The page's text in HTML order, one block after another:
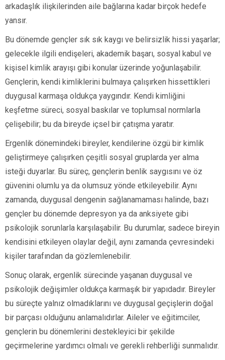
arkadaşlık ilişkilerinden aile bağlarına kadar birçok hedefe
yansır.
Bu dönemde gençler sık sık kaygı ve belirsizlik hissi yaşarlar;
gelecekle ilgili endişeleri, akademik başarı, sosyal kabul ve
kişisel kimlik arayışı gibi konular üzerinde yoğunlaşabilir.
Gençlerin, kendi kimliklerini bulmaya çalışırken hissettikleri
duygusal karmaşa oldukça yaygındır. Kendi kimliğini
keşfetme süreci, sosyal baskılar ve toplumsal normlarla
çelişebilir; bu da bireyde içsel bir çatışma yaratır.
Ergenlik dönemindeki bireyler, kendilerine özgü bir kimlik
geliştirmeye çalışırken çeşitli sosyal gruplarda yer alma
isteği duyarlar. Bu süreç, gençlerin benlik saygısını ve öz
güvenini olumlu ya da olumsuz yönde etkileyebilir. Aynı
zamanda, duygusal dengenin sağlanamaması halinde, bazı
gençler bu dönemde depresyon ya da anksiyete gibi
psikolojik sorunlarla karşılaşabilir. Bu durumlar, sadece bireyin
kendisini etkileyen olaylar değil, aynı zamanda çevresindeki
kişiler tarafından da gözlemlenebilir.
Sonuç olarak, ergenlik sürecinde yaşanan duygusal ve
psikolojik değişimler oldukça karmaşık bir yapıdadır. Bireyler
bu süreçte yalnız olmadıklarını ve duygusal geçişlerin doğal
bir parçası olduğunu anlamalıdırlar. Aileler ve eğitimciler,
gençlerin bu dönemlerini destekleyici bir şekilde
geçirmelerine yardımcı olmalı ve gerekli rehberliği sunmalıdır.